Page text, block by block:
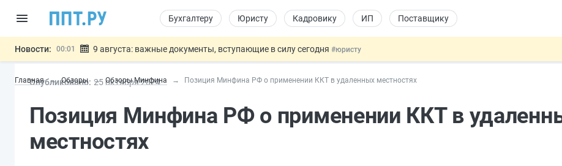
Бухгалтеру Юристу Кадровику ИП Поставщику
Новости: 00:01 9 августа: важные документы, вступающие в силу сегодня #юристу
07.08 Дистанционную работу беременных пропишут в ТК РФ#кадровику
07.08
Важно Разработают единые критерии трудовых и ГПХ-отношений #кадровику
Главная Обзоры Обзоры Минфина Позиция Минфина РФ о применении ККТ в удаленных местностях
Опубликовано: 25 октября2024
Позиция Минфина РФ о применении ККТ в
местностях